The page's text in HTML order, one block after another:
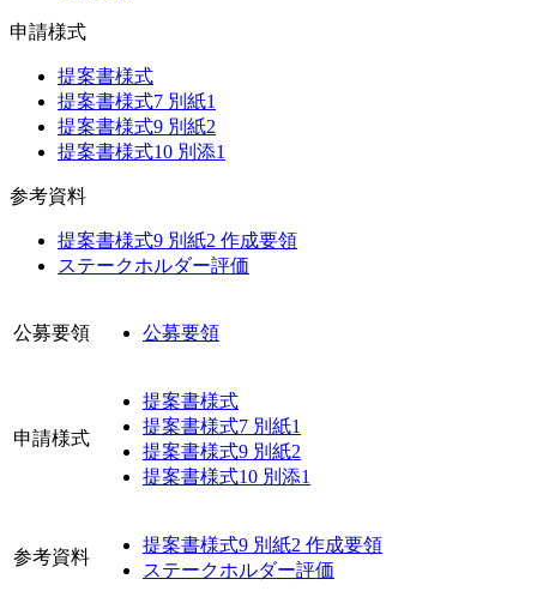
申請様式
提案書様式
提案書様式7 別紙1
提案書様式9 別紙2
提案書様式10 別添1
参考資料
提案書様式9 別紙2 作成要領
ステークホルダー評価
公募要領 公募要領
申請様式
提案書様式
提案書様式7 別紙1
提案書様式9 別紙2
提案書様式10 別添1
参考資料
提案書様式9 別紙2 作成要領
ステークホルダー評価